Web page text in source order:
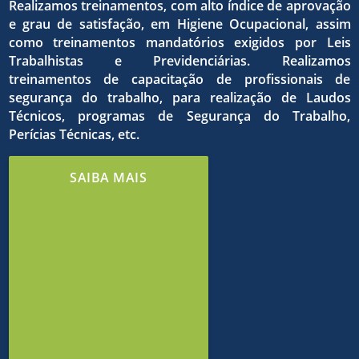
dos
comuns
do
o
estrito
Realizamos treinamentos, com alto índice de aprovação
e grau de satisfação, em Higiene Ocupacional, assim
como treinamentos mandatórios exigidos por Leis
Trabalhistas e Previdenciárias. Realizamos
treinamentos de capacitação de profissionais de
segurança do trabalho, para realização de Laudos
Técnicos, programas de Segurança do Trabalho,
Perícias Técnicas, etc.
SAIBA MAIS